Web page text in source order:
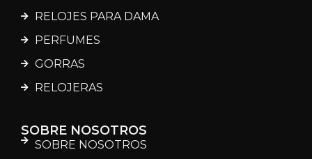
RELOJES PARA DAMA
PERFUMES
GORRAS
RELOJERAS
SOBRE NOSOTROS
SOBRE NOSOTROS